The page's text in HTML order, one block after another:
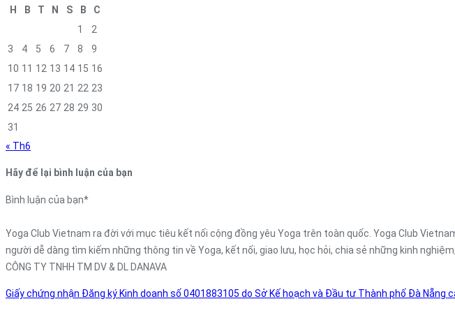
H
B T N S B
C
1
2
3
4 5 6 7 8
9
10 11 12 13 14 15 16
17 18 19 20 21 22 23
24 25 26 27 28 29 30
31
« Th6
Hãy để lại bình luận của bạn
Bình luận của bạn*
Yoga Club Vietnam ra đời với mục tiêu kết nối cộng đồng yêu Yoga trên toàn quốc. Yoga Club
người dễ dàng tìm kiếm những thông tin về Yoga, kết nối, giao lưu, học hỏi, chia sẻ những kinh
CÔNG TY TNHH TM DV & DL DANAVA
Giấy chứng nhận Đăng ký Kinh doanh số 0401883105 do Sở Kế hoạch và Đầu tư Thành phố Đà Nẵng